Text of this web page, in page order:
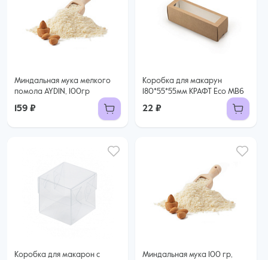
Миндальная мука мелкого
помола AYDIN, 100гр
159 ₽
Коробка для макарун
180*55*55мм КРАФТ Eco MB6
22 ₽
Коробка для макарон с
Миндальная мука 100 гр,